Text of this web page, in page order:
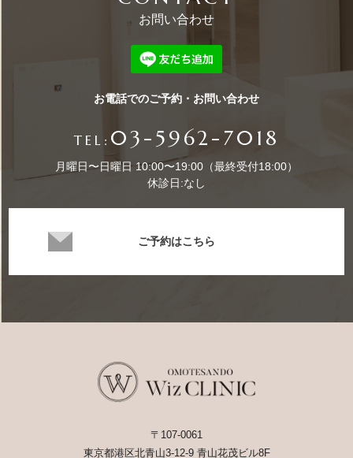
お問い合わせ
お電話でのご予約・お問い合わせ
TEL: 03-5962-7018
月曜日〜日曜日 10:00〜19:00（最終受付18:00）
休診日:なし
ご予約はこちら
〒107-0061
東京都港区北青山3-12-9 青山花茂ビル8F